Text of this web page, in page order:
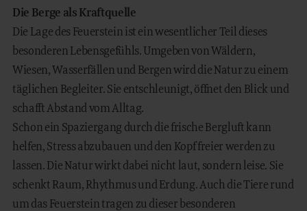
Die Berge als Kraftquelle
Die Lage des Feuerstein ist ein wesentlicher Teil dieses
besonderen Lebensgefühls. Umgeben von Wäldern,
Wiesen, Wasserfällen und Bergen wird die Natur zu einem
täglichen Begleiter. Sie entschleunigt, öffnet den Blick und
schafft Abstand vom Alltag.
Schon ein Spaziergang durch die frische Bergluft kann
helfen, Stress abzubauen und den Kopf freier werden zu
lassen. Die Natur wirkt dabei nicht laut, sondern leise. Sie
schenkt Raum, Rhythmus und Erdung. Auch die Tiere rund
um das Feuerstein tragen zu dieser besonderen